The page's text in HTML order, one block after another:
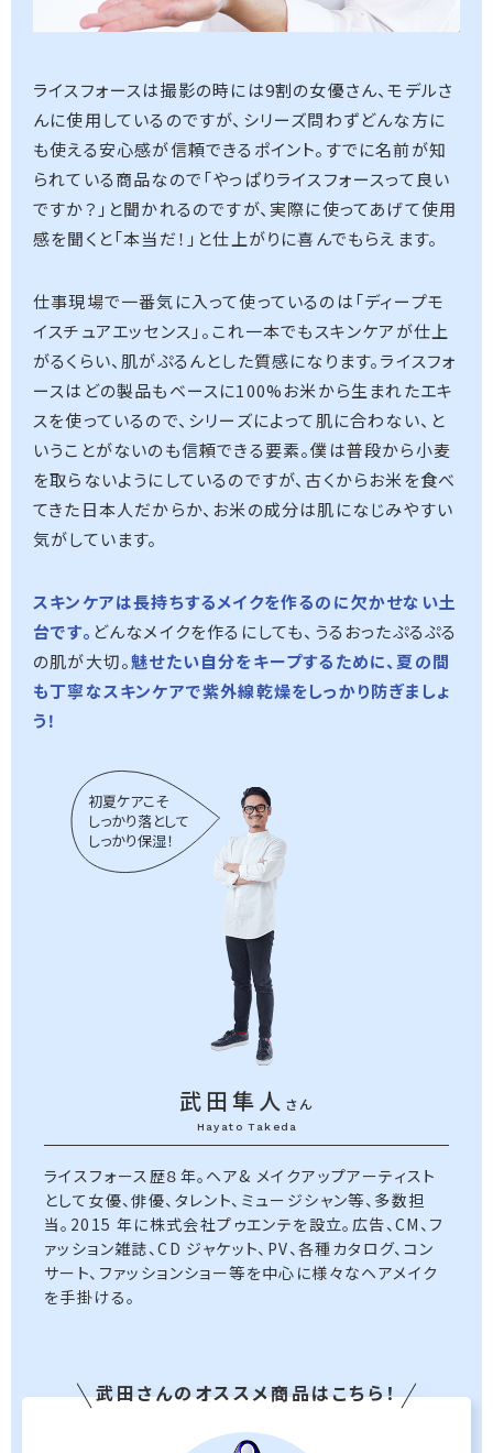
ライスフォースは撮影の時には9割の女優さん、モデルさ
んに使用しているのですが、シリーズ問わずどんな方に
も使える安心感が信頼できるポイント。すでに名前が知
られている商品なので「やっぱりライスフォースって良い
ですか？」と聞かれるのですが、実際に使ってあげて使用
感を聞くと「本当だ！」と仕上がりに喜んでもらえます。
仕事現場で一番気に入って使っているのは「ディープモ
イスチュアエッセンス」。これ一本でもスキンケアが仕上
がるくらい、肌がぷるんとした質感になります。ライスフォ
ースはどの製品もベースに100%お米から生まれたエキ
スを使っているので、シリーズによって肌に合わない、と
いうことがないのも信頼できる要素。僕は普段から小麦
を取らないようにしているのですが、古くからお米を食べ
てきた日本人だからか、お米の成分は肌になじみやすい
気がしています。
スキンケアは長持ちするメイクを作るのに欠かせない土
台です。 どんなメイクを作るにしても、うるおったぷるぷる
の肌が大切。魅せたい自分をキープするために、夏の間
も丁寧なスキンケアで紫外線乾燥をしっかり防ぎましょ
う！
初夏ケアこそ
しっかり落として
しっかり保湿！
武田隼人 さん
Hayato Takeda
ライスフォース歴８年。ヘア& メイクアップアーティスト
として女優、俳優、タレント、ミュージシャン等、多数担
当。2015 年に株式会社プゥエンテを設立。広告、CM、フ
ァッション雑誌、CD ジャケット、PV、各種カタログ、コン
サート、ファッションショー等を中心に様々なヘアメイク
を手掛ける。
武田さんのオススメ商品はこちら！